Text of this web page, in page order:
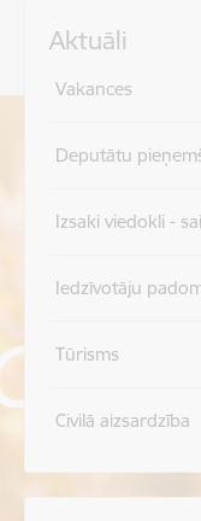
Aktuāli
Vakances
Deputātu
Izsaki viedokli -
Iedzīvotāju
Tūrisms
Civilā aizsardzība